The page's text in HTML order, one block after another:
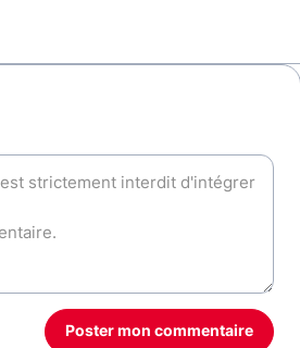
Poster mon commentaire